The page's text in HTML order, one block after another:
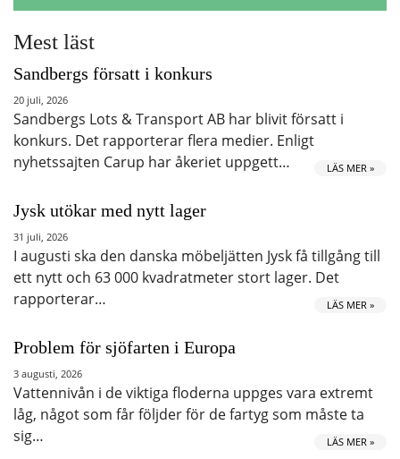
Mest läst
Sandbergs försatt i konkurs
20 juli, 2026
Sandbergs Lots & Transport AB har blivit försatt i
konkurs. Det rapporterar flera medier. Enligt
nyhetssajten Carup har åkeriet uppgett…
LÄS MER »
Jysk utökar med nytt lager
31 juli, 2026
I augusti ska den danska möbeljätten Jysk få tillgång till
ett nytt och 63 000 kvadratmeter stort lager. Det
rapporterar…
LÄS MER »
Problem för sjöfarten i Europa
3 augusti, 2026
Vattennivån i de viktiga floderna uppges vara extremt
låg, något som får följder för de fartyg som måste ta
sig…
LÄS MER »